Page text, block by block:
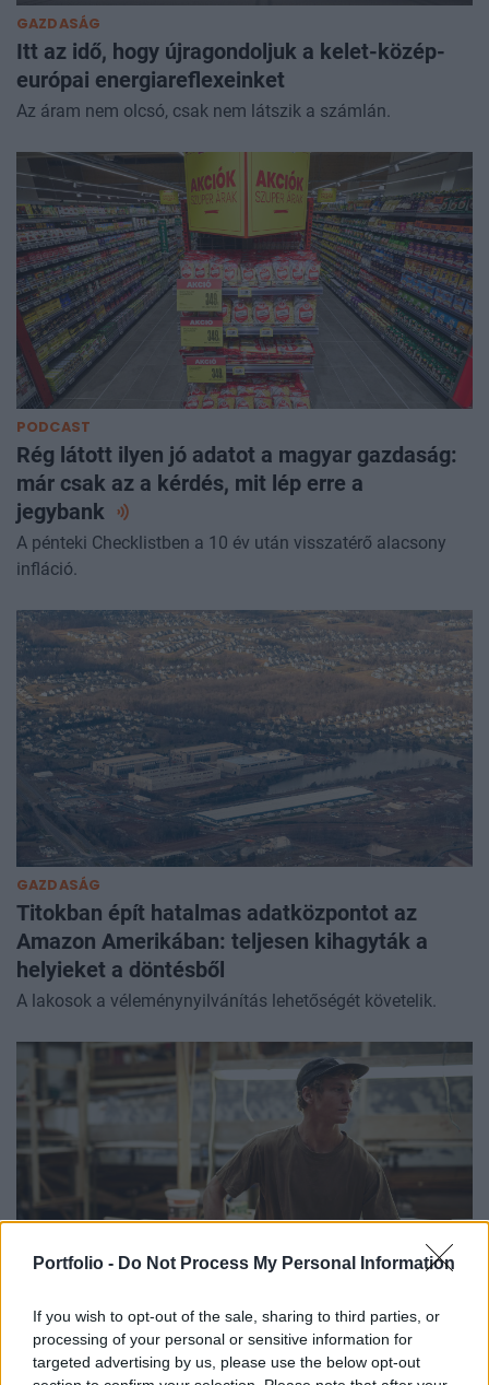
Portfolio - Do Not Process My Personal Information
If you wish to opt-out of the sale, sharing to third parties, or
processing of your personal or sensitive information for
targeted advertising by us, please use the below opt-out
GAZDASÁG
Itt az idő, hogy újragondoljuk a kelet-közép-
európai energiareflexeinket
Az áram nem olcsó, csak nem látszik a számlán.
PODCAST
Rég látott ilyen jó adatot a magyar gazdaság:
már csak az a kérdés, mit lép erre a
jegybank
A pénteki Checklistben a 10 év után visszatérő alacsony
infláció.
GAZDASÁG
Titokban épít hatalmas adatközpontot az
Amazon Amerikában: teljesen kihagyták a
helyieket a döntésből
A lakosok a véleménynyilvánítás lehetőségét követelik.
GAZDASÁG
Sorsfordító tárgyalások kezdődtek: megszólalt
a miniszter a magyar fizetésekről